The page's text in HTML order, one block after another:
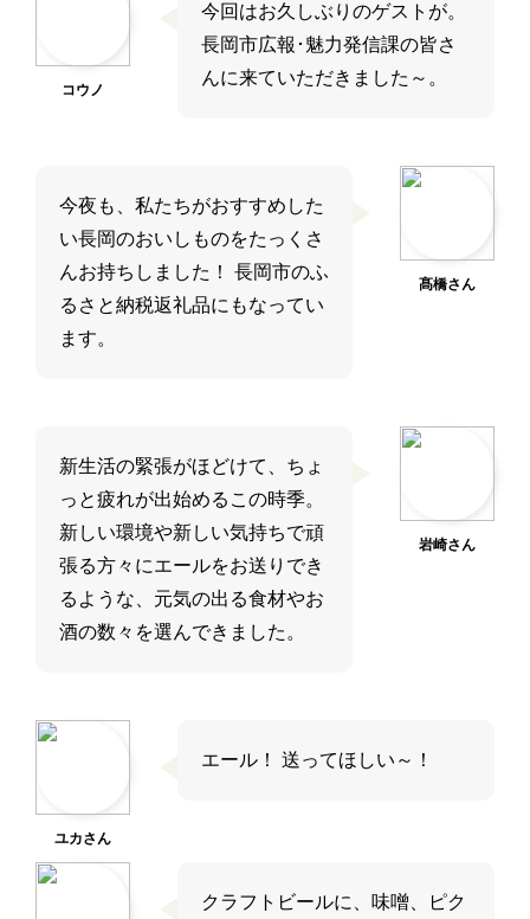
コウノ
今回はお久しぶりのゲストが。
長岡市広報･魅力発信課の皆さ
んに来ていただきました～。
髙橋さん
今夜も、私たちがおすすめした
い長岡のおいしものをたっくさ
んお持ちしました！ 長岡市のふ
るさと納税返礼品にもなってい
ます。
岩崎さん
新生活の緊張がほどけて、ちょ
っと疲れが出始めるこの時季。
新しい環境や新しい気持ちで頑
張る方々にエールをお送りでき
るような、元気の出る食材やお
酒の数々を選んできました。
ユカさん
エール！ 送ってほしい～！
クラフトビールに、味噌、ピク